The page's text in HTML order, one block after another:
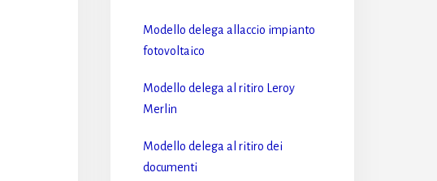
Modello delega allaccio impianto
fotovoltaico​
Modello delega al ritiro Leroy
Merlin​
Modello delega al ritiro dei
documenti​